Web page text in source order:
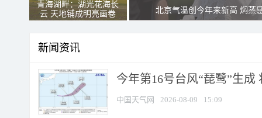
青海湖畔：湖光花海长
云 天地铺成明亮画卷
北京气温创今年来新高 焖蒸
新闻资讯
今年第16号台风“琵鹭”生
中国天气网 2026-08-09 15:09